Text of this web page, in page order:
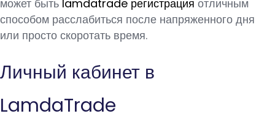
может быть lamdatrade регистрация отличным
способом расслабиться после напряженного дня
или просто скоротать время.
Личный кабинет в
LamdaTrade